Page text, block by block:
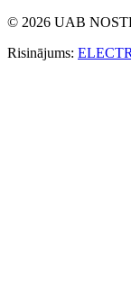
© 2026 UAB
Risinājums: